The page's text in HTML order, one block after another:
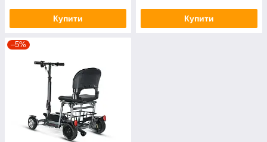
Купити Купити
–5%